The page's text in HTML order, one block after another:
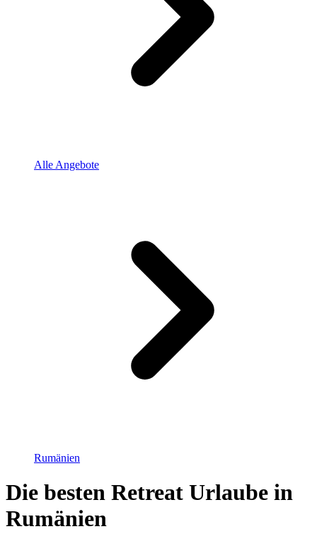
Alle Angebote
Rumänien
Die besten Retreat Urlaube in
Rumänien